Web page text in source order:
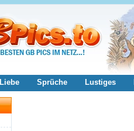
Liebe Sprüche Lustiges